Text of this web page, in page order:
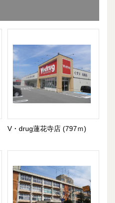
V・drug蓮花寺店 (797ｍ)